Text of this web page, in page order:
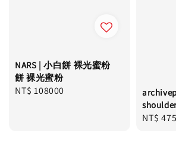
NARS | 小白餅 裸光蜜粉
餅 裸光蜜粉
Regular
NT$ 108000
Sale
NT$